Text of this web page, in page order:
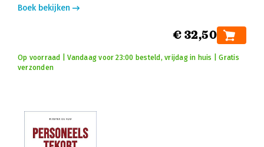
Boek bekijken
€ 32,50
Op voorraad | Vandaag voor 23:00 besteld, vrijdag in huis | Gratis
verzonden